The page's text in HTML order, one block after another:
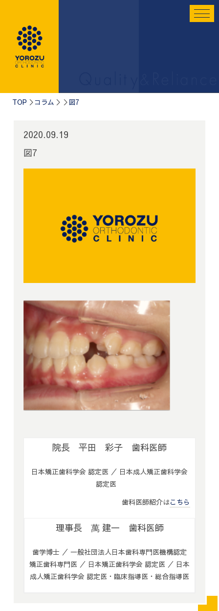
TOP コラム 図7
2020.09.19
図7
院長 平田 彩子 歯科医師
日本矯正歯科学会 認定医 ／ 日本成人矯正歯科学会
認定医
歯科医師紹介はこちら
理事長 萬 建一 歯科医師
歯学博士 ／ 一般社団法人日本歯科専門医機構認定
矯正歯科専門医 ／ 日本矯正歯科学会 認定医 ／ 日本
成人矯正歯科学会 認定医・臨床指導医・総合指導医